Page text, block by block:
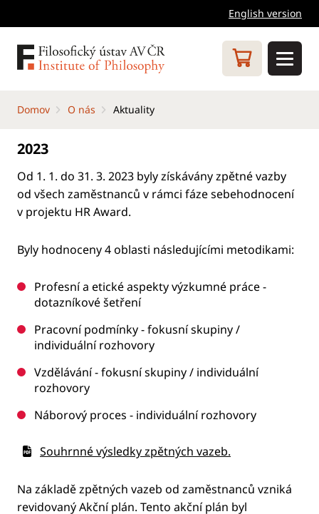
English version
Domov O nás Aktuality
2023
Od 1. 1. do 31. 3. 2023 byly získávány zpětné vazby
od všech zaměstnanců v rámci fáze sebehodnocení
v projektu HR Award.
Byly hodnoceny 4 oblasti následujícími metodikami:
Profesní a etické aspekty výzkumné práce -
dotazníkové šetření
Pracovní podmínky - fokusní skupiny /
individuální rozhovory
Vzdělávání - fokusní skupiny / individuální
rozhovory
Náborový proces - individuální rozhovory
Souhrnné výsledky zpětných vazeb.
Na základě zpětných vazeb od zaměstnanců vzniká
revidovaný Akční plán. Tento akční plán byl